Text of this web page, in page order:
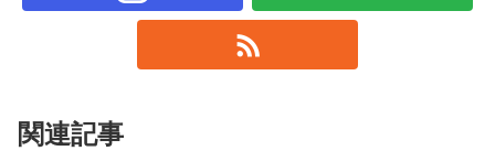
関連記事